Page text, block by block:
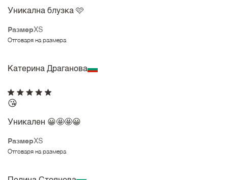
РазмерXS
Отговаря на размера
Уникална блузка 🩷
Катерина Драганова
РазмерXS
Отговаря на размера
😘
Уникален 😀🤩🤩😀